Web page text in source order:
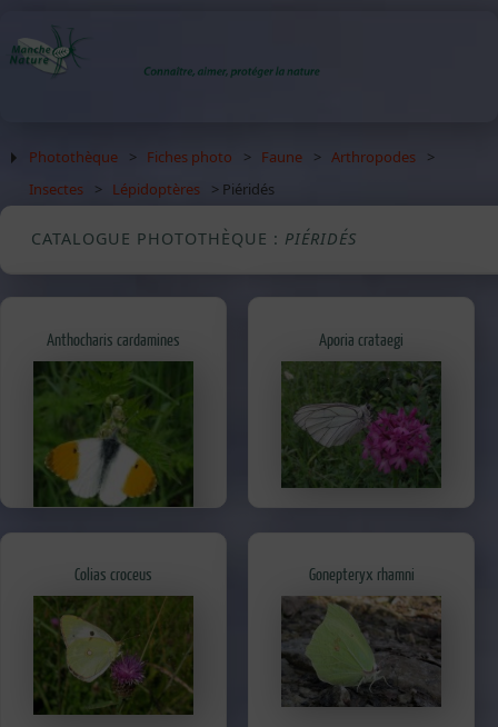
Photothèque > Fiches photo > Faune > Arthropodes
>
Insectes
> Lépidoptères > Piéridés
CATALOGUE PHOTOTHÈQUE : PIÉRIDÉS
Anthocharis cardamines Aporia crataegi
Colias croceus Gonepteryx rhamni